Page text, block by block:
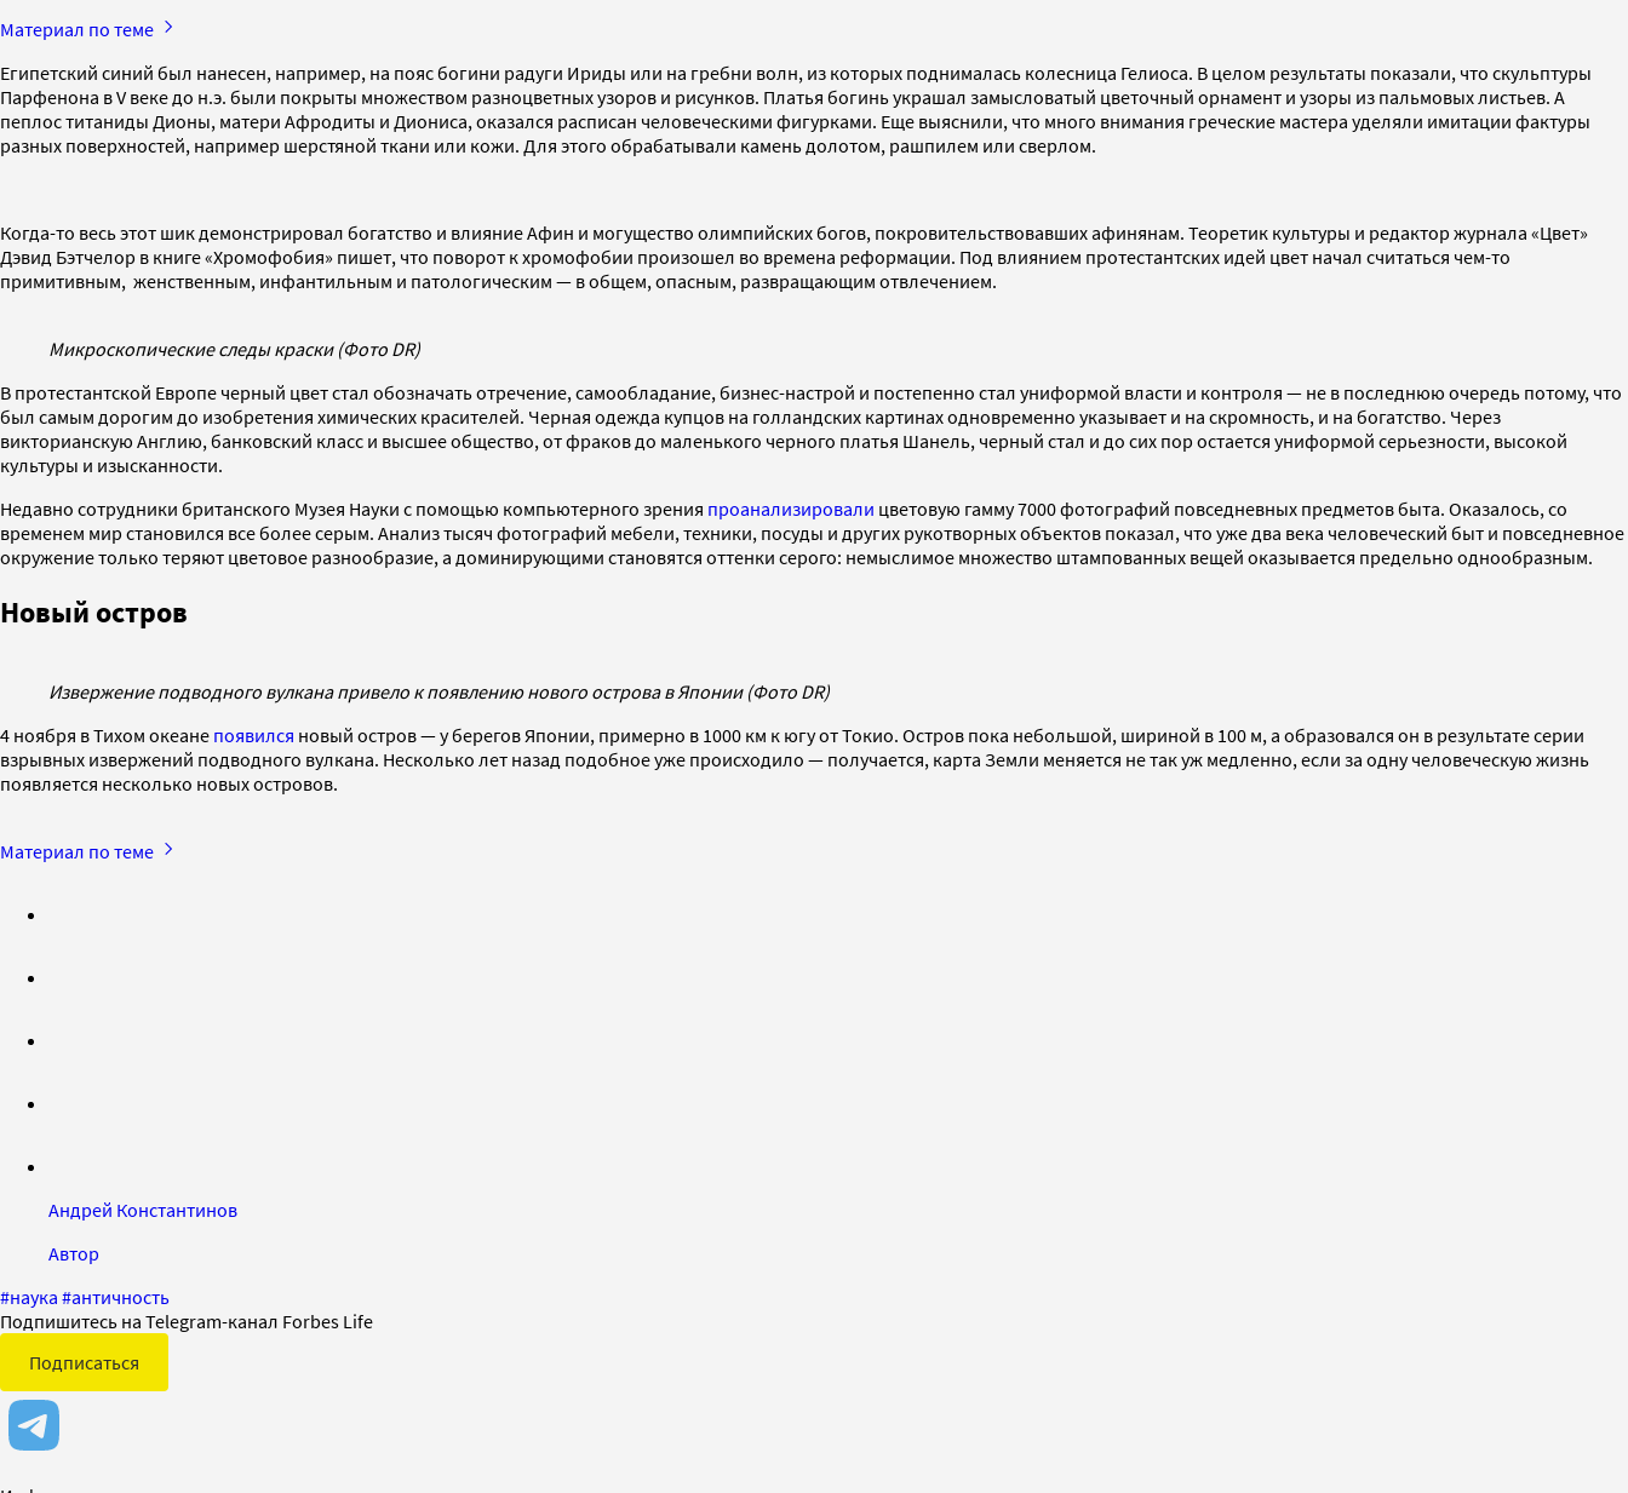
Материал по теме
Египетский синий был нанесен, например, на пояс богини радуги Ириды или на гребни волн, из которых поднималась колесница Гелиоса. В целом результаты показали, что скульптуры
Парфенона в V веке до н.э. были покрыты множеством разноцветных узоров и рисунков. Платья богинь украшал замысловатый цветочный орнамент и узоры из пальмовых листьев. А
пеплос титаниды Дионы, матери Афродиты и Диониса, оказался расписан человеческими фигурками. Еще выяснили, что много внимания греческие мастера уделяли имитации фактуры
разных поверхностей, например шерстяной ткани или кожи. Для этого обрабатывали камень долотом, рашпилем или сверлом.
Когда-то весь этот шик демонстрировал богатство и влияние Афин и могущество олимпийских богов, покровительствовавших афинянам. Теоретик культуры и редактор журнала «Цвет»
Дэвид Бэтчелор в книге «Хромофобия» пишет, что поворот к хромофобии произошел во времена реформации. Под влиянием протестантских идей цвет начал считаться чем-то
примитивным, женственным, инфантильным и патологическим — в общем, опасным, развращающим отвлечением.
Микроскопические следы краски (Фото DR)
В протестантской Европе черный цвет стал обозначать отречение, самообладание, бизнес-настрой и постепенно стал униформой власти и контроля — не в последнюю очередь потому, что
был самым дорогим до изобретения химических красителей. Черная одежда купцов на голландских картинах одновременно указывает и на скромность, и на богатство. Через
викторианскую Англию, банковский класс и высшее общество, от фраков до маленького черного платья Шанель, черный стал и до сих пор остается униформой серьезности, высокой
культуры и изысканности.
Недавно сотрудники британского Музея Науки с помощью компьютерного зрения проанализировали цветовую гамму 7000 фотографий повседневных предметов быта. Оказалось, со
временем мир становился все более серым. Анализ тысяч фотографий мебели, техники, посуды и других рукотворных объектов показал, что уже два века человеческий быт и повседневное
окружение только теряют цветовое разнообразие, а доминирующими становятся оттенки серого: немыслимое множество штампованных вещей оказывается предельно однообразным.
Новый остров
Извержение подводного вулкана привело к появлению нового острова в Японии (Фото DR)
4 ноября в Тихом океане появился новый остров — у берегов Японии, примерно в 1000 км к югу от Токио. Остров пока небольшой, шириной в 100 м, а образовался он в результате серии
взрывных извержений подводного вулкана. Несколько лет назад подобное уже происходило — получается, карта Земли меняется не так уж медленно, если за одну человеческую жизнь
появляется несколько новых островов.
Материал по теме
Андрей Константинов
Автор
#наука #античность
Подпишитесь на Telegram-канал Forbes Life
Подписаться